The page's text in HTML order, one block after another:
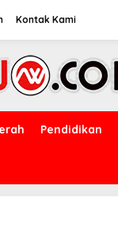
Kontak Kami
Pendidikan